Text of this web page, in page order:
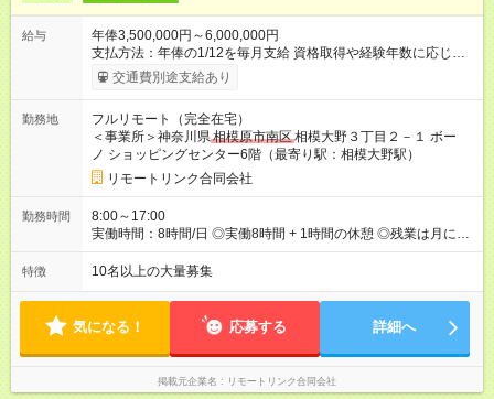
給与
年俸3,500,000円～6,000,000円
支払方法：年俸の1/12を毎月支給 資格取得や経験年数に応じ
て、給与は上がっていきます。 自分の頑張りが給与に反映され
ます。 【試用期間】試用期間なし
交通費別途支給あり
勤務地
フルリモート（完全在宅）
＜事業所＞神奈川県相模原市南区相模大野３丁目２－１ ボー
ノ ショッピングセンター6階（最寄り駅：相模大野駅）
リモートリンク合同会社
勤務時間
8:00～17:00
実働時間：8時間/日 ◎実働8時間 + 1時間の休憩 ◎残業は月に
15h以内です ◎8:00-17:00もしくは9:00-18:00で働いていただき
ます。
特徴 10名以上の大量募集
気になる！ 応募する 詳細へ
掲載元企業名 リモートリンク合同会社